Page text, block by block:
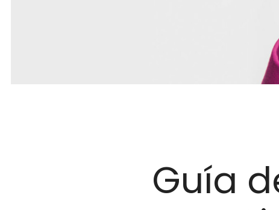
Guía